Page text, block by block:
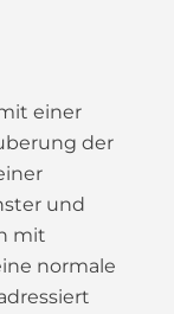
einer
der
und
mit
normale